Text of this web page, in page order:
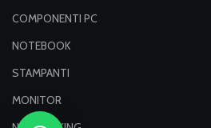
COMPONENTI PC
NOTEBOOK
STAMPANTI
MONITOR